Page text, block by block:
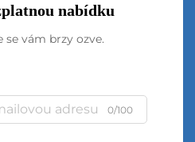
nabídku
se vám brzy ozve.
0/100